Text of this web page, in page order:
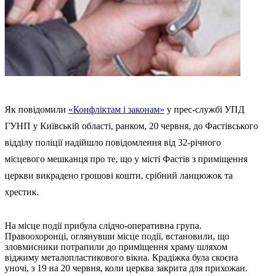
Як повідомили «Конфліктам і законам» у прес-службі УПД
ГУНП у Київській області, ранком, 20 червня, до Фастівського
відділу поліції надійшло повідомлення від 32-річного
місцевого мешканця про те, що у місті Фастів з приміщення
церкви викрадено грошові кошти, срібний ланцюжок та
хрестик.
На місце події прибула слідчо-оперативна група.
Правоохоронці, оглянувши місце події, встановили, що
зловмисники потрапили до приміщення храму шляхом
віджиму металопластикового вікна. Крадіжка була скоєна
уночі, з 19 на 20 червня, коли церква закрита для прихожан.